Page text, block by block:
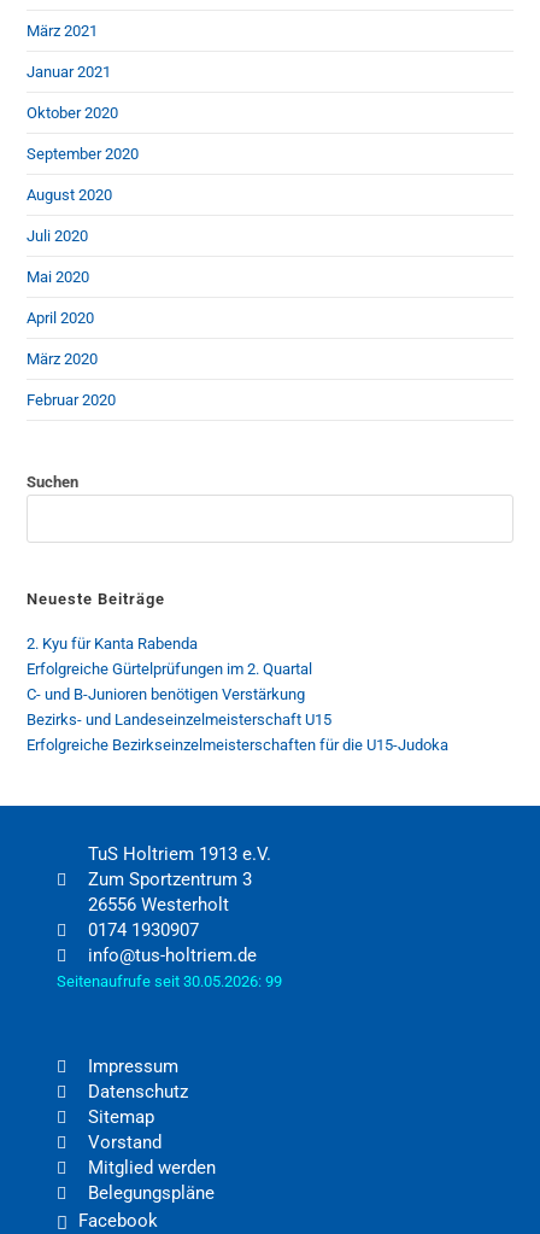
März 2021
Januar 2021
Oktober 2020
September 2020
August 2020
Juli 2020
Mai 2020
April 2020
März 2020
Februar 2020
Suchen
Neueste Beiträge
2. Kyu für Kanta Rabenda
Erfolgreiche Gürtelprüfungen im 2. Quartal
C- und B-Junioren benötigen Verstärkung
Bezirks- und Landeseinzelmeisterschaft U15
Erfolgreiche Bezirkseinzelmeisterschaften für die U15-Judoka
TuS Holtriem 1913 e.V.
Zum Sportzentrum 3
26556 Westerholt
0174 1930907
info@tus-holtriem.de
Seitenaufrufe seit 30.05.2026: 99
Impressum
Datenschutz
Sitemap
Vorstand
Mitglied werden
Belegungspläne
Facebook